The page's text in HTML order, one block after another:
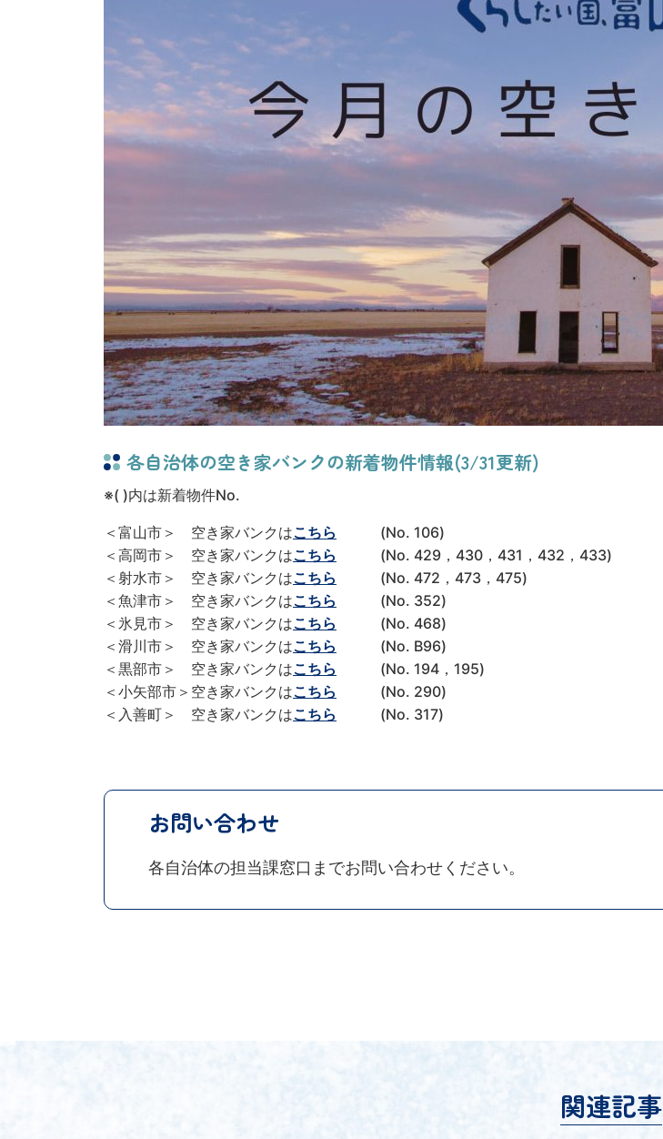
各自治体の空き家バンクの新着物件情報(3/31更新)
※( )内は新着物件No.
＜富山市＞ 空き家バンクはこちら (No. 106)
＜高岡市＞ 空き家バンクはこちら (No. 429，430，431，432，433)
＜射水市＞ 空き家バンクはこちら (No. 472，473，475)
＜魚津市＞ 空き家バンクはこちら (No. 352)
＜氷見市＞ 空き家バンクはこちら (No. 468)
＜滑川市＞ 空き家バンクはこちら (No. B96)
＜黒部市＞ 空き家バンクはこちら (No. 194，195)
＜小矢部市＞空き家バンクはこちら (No. 290)
＜入善町＞ 空き家バンクはこちら (No. 317)
お問い合わせ
各自治体の担当課窓口までお問い合わせください。
関連記事